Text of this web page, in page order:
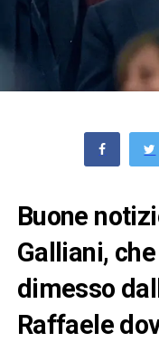
Buone
Galliani,
dimesso
Raffaele